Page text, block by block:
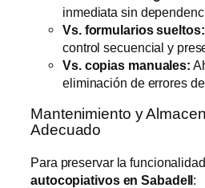
inmediata sin
Vs. formularios sueltos:
control secuencial y
Vs. copias manuales:
eliminación de errores
Mantenimiento y
Adecuado
Para preservar la
autocopiativos en Sabadell: